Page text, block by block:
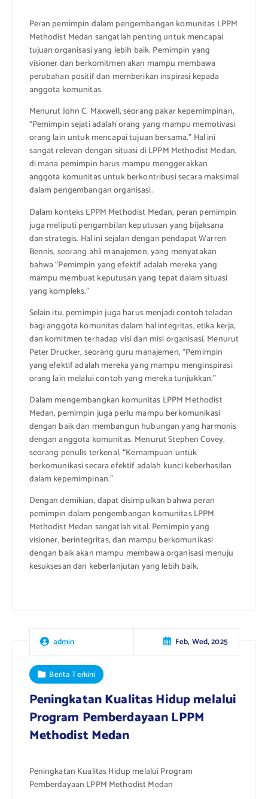
Peran pemimpin dalam pengembangan komunitas LPPM
Methodist Medan sangatlah penting untuk mencapai
tujuan organisasi yang lebih baik. Pemimpin yang
visioner dan berkomitmen akan mampu membawa
perubahan positif dan memberikan inspirasi kepada
anggota komunitas.
Menurut John C. Maxwell, seorang pakar kepemimpinan,
“Pemimpin sejati adalah orang yang mampu memotivasi
orang lain untuk mencapai tujuan bersama.” Hal ini
sangat relevan dengan situasi di LPPM Methodist Medan,
di mana pemimpin harus mampu menggerakkan
anggota komunitas untuk berkontribusi secara maksimal
dalam pengembangan organisasi.
Dalam konteks LPPM Methodist Medan, peran pemimpin
juga meliputi pengambilan keputusan yang bijaksana
dan strategis. Hal ini sejalan dengan pendapat Warren
Bennis, seorang ahli manajemen, yang menyatakan
bahwa “Pemimpin yang efektif adalah mereka yang
mampu membuat keputusan yang tepat dalam situasi
yang kompleks.”
Selain itu, pemimpin juga harus menjadi contoh teladan
bagi anggota komunitas dalam hal integritas, etika kerja,
dan komitmen terhadap visi dan misi organisasi. Menurut
Peter Drucker, seorang guru manajemen, “Pemimpin
yang efektif adalah mereka yang mampu menginspirasi
orang lain melalui contoh yang mereka tunjukkan.”
Dalam mengembangkan komunitas LPPM Methodist
Medan, pemimpin juga perlu mampu berkomunikasi
dengan baik dan membangun hubungan yang harmonis
dengan anggota komunitas. Menurut Stephen Covey,
seorang penulis terkenal, “Kemampuan untuk
berkomunikasi secara efektif adalah kunci keberhasilan
dalam kepemimpinan.”
Dengan demikian, dapat disimpulkan bahwa peran
pemimpin dalam pengembangan komunitas LPPM
Methodist Medan sangatlah vital. Pemimpin yang
visioner, berintegritas, dan mampu berkomunikasi
dengan baik akan mampu membawa organisasi menuju
kesuksesan dan keberlanjutan yang lebih baik.
admin Feb, Wed, 2025
Berita Terkini
Peningkatan Kualitas Hidup melalui
Program Pemberdayaan LPPM
Methodist Medan
Peningkatan Kualitas Hidup melalui Program
Pemberdayaan LPPM Methodist Medan